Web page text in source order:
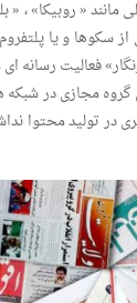
« روبیکا» ، «
سکوها و یا
فعالیت رسانه
گروه مجازی در شبکه
در تولید محتوا